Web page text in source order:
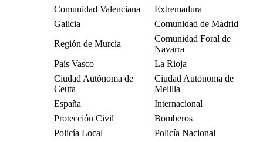
Comunidad Valenciana
Extremadura
Galicia
Comunidad de Madrid
Región de Murcia
Comunidad Foral de
Navarra
País Vasco
La Rioja
Ciudad Autónoma de
Ceuta
Ciudad Autónoma de
Melilla
España
Internacional
Protección Civil
Bomberos
Policía Local
Policía Nacional